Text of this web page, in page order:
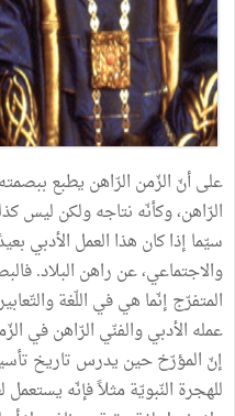
علىأنّ الزّمن الرّاهن يطبع ببصمته
الرّاهن،وكأنّه نتاجهولكن ليس
سيّما إذاكان هذا العمل الأدبي
والاجتماعي،عن راهن البلاد.
المتفرّج إنّما هيفي اللّغة
عمله الأدبيوالفنّي الرّاهنفي
إنّ المؤرّخحين يدرس تاريخ
للهجرة النّبويّةمثلاًفإنّه يستعمل